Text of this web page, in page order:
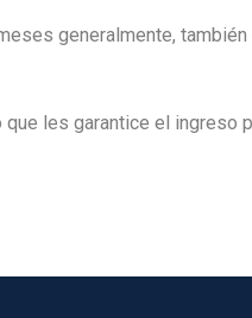
generalmente,
les garantice el ingreso